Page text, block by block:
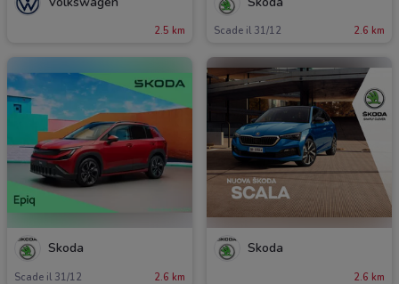
2.5 km Scade il 31/12 2.6 km
Skoda
Scade il 31/12 2.6 km
Skoda
2.6 km